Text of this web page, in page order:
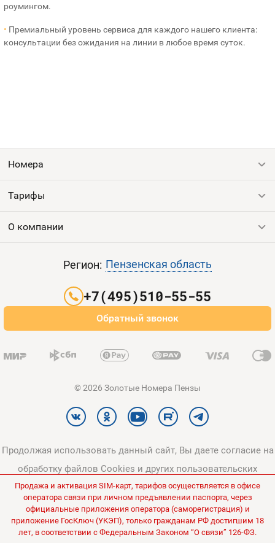
роумингом.
• Премиальный уровень сервиса для каждого нашего клиента:
консультации без ожидания на линии в любое время суток.
Номера
Все номера
Тарифы
Выгодные тарифы
О компании
Оплата и доставка
Регион: Пензенская область
+7(495)510-55-55
Обратный звонок
© 2026 Золотые Номера Пензы
Продолжая использовать данный сайт, Вы даете согласие на
обработку файлов Cookies и других пользовательских
данных, в соответствии сПолитикой конфиденциальности
Политикой в отношении обработки персональных данных
Все цены на сайте указаны без НДС.
Продажа и активация SIM-карт, тарифов осуществляется в офисе
оператора связи при личном предъявлении паспорта, через
официальные приложения оператора (саморегистрация) и
приложение ГосКлюч (УКЭП), только гражданам РФ достигшим 18
лет, в соответствии с Федеральным Законом “О связи” 126-ФЗ.